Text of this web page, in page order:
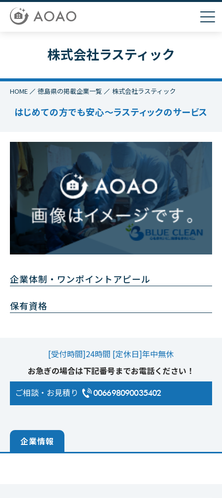
株式会社ラスティック
HOME 徳島県の掲載企業一覧 株式会社ラスティック
はじめての方でも安心〜ラスティックのサービス
企業体制・ワンポイントアピール
保有資格
[受付時間]24時間 [定休日]年中無休
お急ぎの場合は下記番号までお電話ください！
ご相談・お見積り
006698090035402
企業情報